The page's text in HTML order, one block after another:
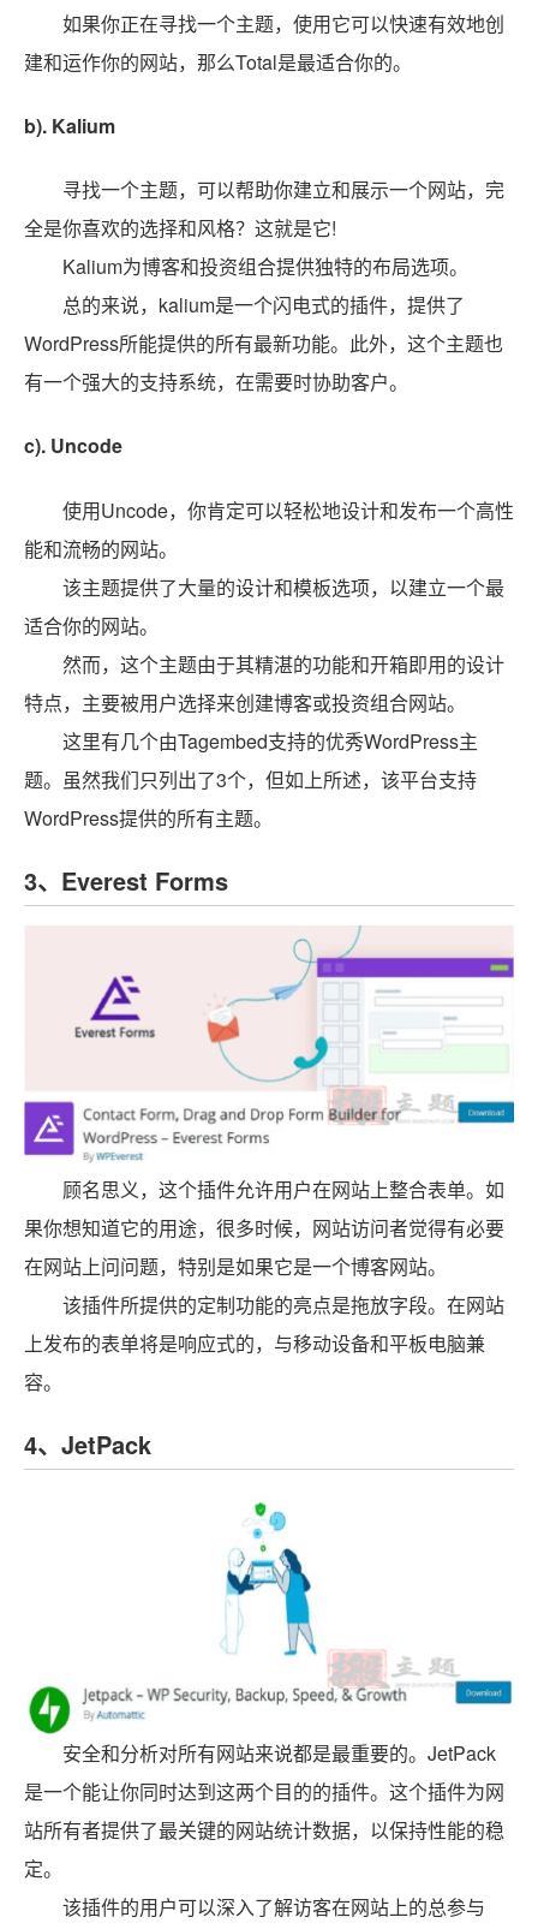
如果你正在寻找一个主题，使用它可以快速有效地创
建和运作你的网站，那么Total是最适合你的。
b). Kalium
寻找一个主题，可以帮助你建立和展示一个网站，完
全是你喜欢的选择和风格？这就是它!
Kalium为博客和投资组合提供独特的布局选项。
总的来说，kalium是一个闪电式的插件，提供了
WordPress所能提供的所有最新功能。此外，这个主题也
有一个强大的支持系统，在需要时协助客户。
c). Uncode
使用Uncode，你肯定可以轻松地设计和发布一个高性
能和流畅的网站。
该主题提供了大量的设计和模板选项，以建立一个最
适合你的网站。
然而，这个主题由于其精湛的功能和开箱即用的设计
特点，主要被用户选择来创建博客或投资组合网站。
这里有几个由Tagembed支持的优秀WordPress主
题。虽然我们只列出了3个，但如上所述，该平台支持
WordPress提供的所有主题。
3、Everest Forms
顾名思义，这个插件允许用户在网站上整合表单。如
果你想知道它的用途，很多时候，网站访问者觉得有必要
在网站上问问题，特别是如果它是一个博客网站。
该插件所提供的定制功能的亮点是拖放字段。在网站
上发布的表单将是响应式的，与移动设备和平板电脑兼
容。
4、JetPack
安全和分析对所有网站来说都是最重要的。JetPack
是一个能让你同时达到这两个目的的插件。这个插件为网
站所有者提供了最关键的网站统计数据，以保持性能的稳
定。
该插件的用户可以深入了解访客在网站上的总参与